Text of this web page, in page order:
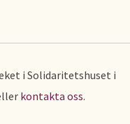
i Solidaritetshuset i
kontakta oss.